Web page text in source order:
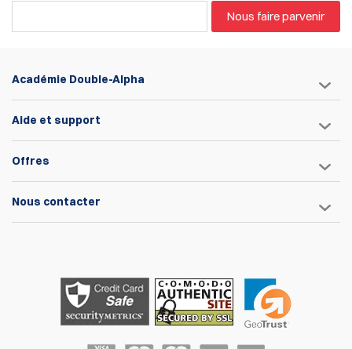
Nous faire parvenir
Académie Double-Alpha
Aide et support
Offres
Nous contacter